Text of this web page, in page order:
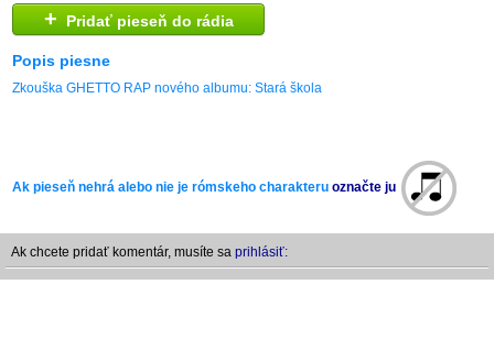
+ Pridať pieseň do rádia
Popis piesne
Zkouška GHETTO RAP nového albumu: Stará škola
Ak pieseň nehrá alebo nie je rómskeho charakteru označte ju
Ak chcete pridať komentár, musíte sa prihlásiť: